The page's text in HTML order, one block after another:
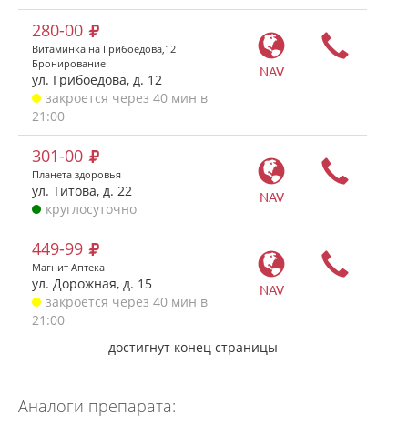
NAV
280-00
Витаминка на Грибоедова,12
Бронирование
ул. Грибоедова, д. 12
закроется через 40 мин в
21:00
NAV
301-00
Планета здоровья
ул. Титова, д. 22
круглосуточно
NAV
449-99
Магнит Аптека
ул. Дорожная, д. 15
закроется через 40 мин в
21:00
достигнут конец страницы
Аналоги препарата: